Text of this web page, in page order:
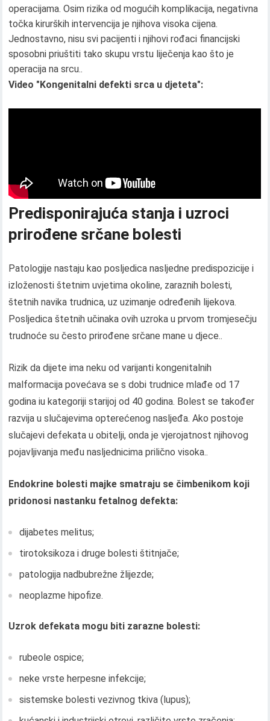
operacijama. Osim rizika od mogućih komplikacija, negativna
točka kirurških intervencija je njihova visoka cijena.
Jednostavno, nisu svi pacijenti i njihovi rođaci financijski
sposobni priuštiti tako skupu vrstu liječenja kao što je
operacija na srcu..
Video "Kongenitalni defekti srca u djeteta":
Predisponirajuća stanja i uzroci
prirođene srčane bolesti
Patologije nastaju kao posljedica nasljedne predispozicije i
izloženosti štetnim uvjetima okoline, zaraznih bolesti,
štetnih navika trudnica, uz uzimanje određenih lijekova.
Posljedica štetnih učinaka ovih uzroka u prvom tromjesečju
trudnoće su često prirođene srčane mane u djece..
Rizik da dijete ima neku od varijanti kongenitalnih
malformacija povećava se s dobi trudnice mlađe od 17
godina iu kategoriji starijoj od 40 godina. Bolest se također
razvija u slučajevima opterećenog nasljeđa. Ako postoje
slučajevi defekata u obitelji, onda je vjerojatnost njihovog
pojavljivanja među nasljednicima prilično visoka..
Endokrine bolesti majke smatraju se čimbenikom koji
pridonosi nastanku fetalnog defekta:
dijabetes melitus;
tirotoksikoza i druge bolesti štitnjače;
patologija nadbubrežne žlijezde;
neoplazme hipofize.
Uzrok defekata mogu biti zarazne bolesti:
rubeole ospice;
neke vrste herpesne infekcije;
sistemske bolesti vezivnog tkiva (lupus);